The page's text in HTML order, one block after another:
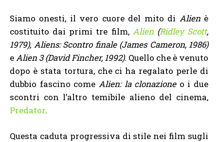
Siamo onesti, il vero cuore del mito di Alienè
costituito dai primi tre film, Alien(Ridley Scott,
1979), Aliens: Scontro finale (James Cameron, 1986)
eAlien 3 (David Fincher, 1992). Quello che è venuto
dopo è stata tortura, che ci ha regalato perle di
dubbio fascino come Alien: la clonazioneo i due
scontri con l’altro temibile alieno del cinema,
Predator.
Questa caduta progressiva di stile nei film sugli